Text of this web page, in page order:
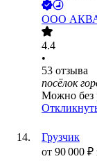
ООО
4.4
•
53 отзыва
посёлок
Можно без
Грузчик
от 90 000 ₽